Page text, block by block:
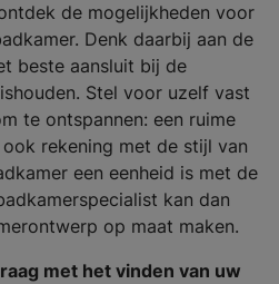
de mogelijkheden voor
Denk daarbij aan de
beste aansluit bij de
Stel voor uzelf vast
te ontspannen: een ruime
rekening met de stijl van
een eenheid is met de
kan dan
op maat maken.
met het vinden van uw